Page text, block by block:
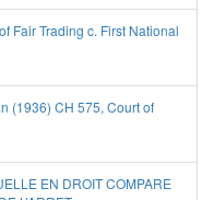
Fair Trading c. First National
(1936) CH 575, Court of
EN DROIT COMPARE